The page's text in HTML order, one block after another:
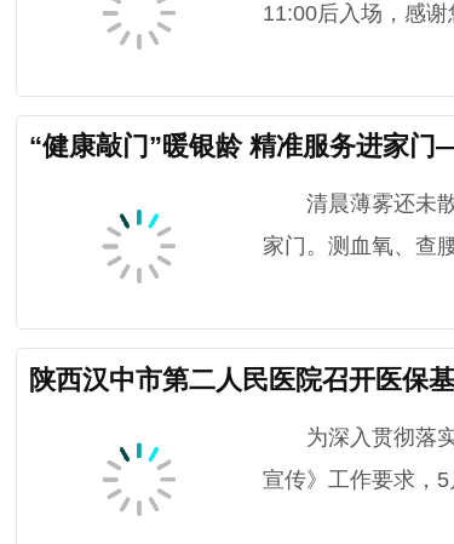
11:00后入场，感
“健康敲门”暖银龄 精准服务进家
清晨薄雾还未散
家门。测血氧、查
陕西汉中市第二人民医院召开医保
为深入贯彻落实
宣传》工作要求，